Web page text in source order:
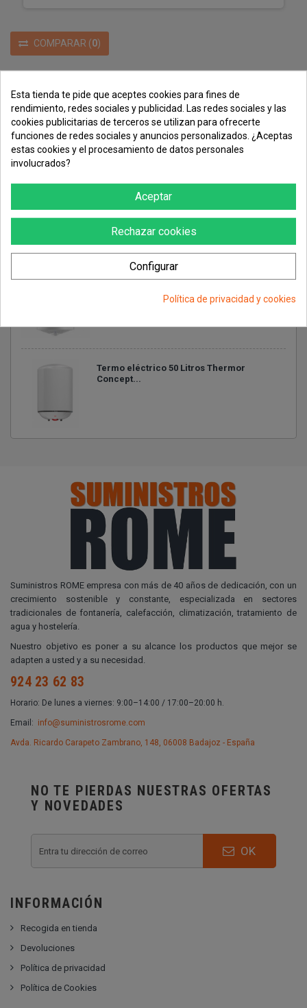
AIRE ACONDICIONADO
TERMOS CALENTADORES
Termo eléctrico ESSENTIAL ECO by HTW
Termo eléctrico 50 Litros Thermor
Concept...
COMPARAR (0)
Suministros ROME empresa con más de 40 años de dedicación, con un
crecimiento sostenible y constante, especializada en sectores
tradicionales de fontanería, calefacción, climatización, tratamiento de
agua y hostelería.
Nuestro objetivo es poner a su alcance los productos que mejor se
adapten a usted y a su necesidad.
924 23 62 83
Horario: De lunes a viernes: 9:00–14:00 / 17:00–20:00 h.
Email: info@suministrosrome.com
Avda. Ricardo Carapeto Zambrano, 148, 06008 Badajoz - España
NO TE PIERDAS NUESTRAS OFERTAS
Y NOVEDADES
OK
INFORMACIÓN
Recogida en tienda
Devoluciones
Política de privacidad
Política de Cookies
Esta tienda te pide que aceptes cookies para fines de
rendimiento, redes sociales y publicidad. Las redes sociales y las
cookies publicitarias de terceros se utilizan para ofrecerte
funciones de redes sociales y anuncios personalizados. ¿Aceptas
estas cookies y el procesamiento de datos personales
involucrados?
Aceptar
Rechazar cookies
Configurar
Política de privacidad y cookies
Consentimiento de cookies